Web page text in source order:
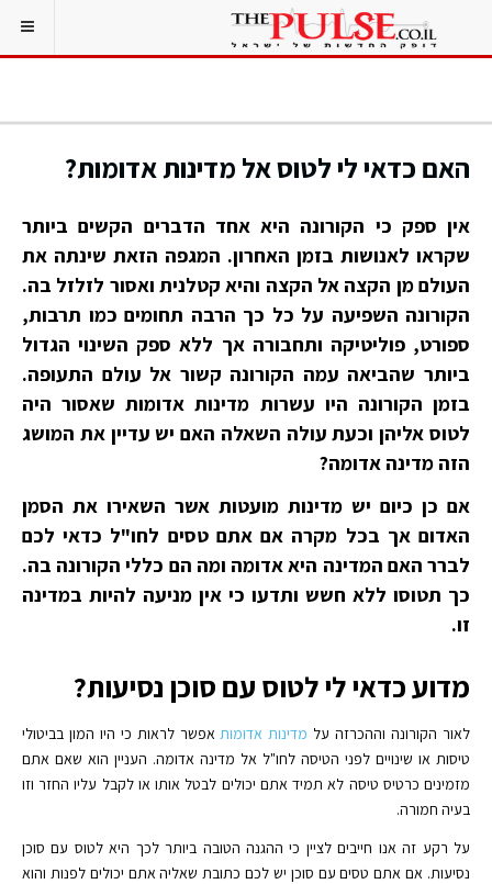
האם כדאי לי לטוס אל מדינות אדומות?
אין ספק כי הקורונה היא אחד הדברים הקשים ביותר
שקראו לאנושות בזמן האחרון. המגפה הזאת שינתה את
העולם מן הקצה אל הקצה והיא קטלנית ואסור לזלזל בה.
הקורונה השפיעה על כל כך הרבה תחומים כמו תרבות,
ספורט, פוליטיקה ותחבורה אך ללא ספק השינוי הגדול
ביותר שהביאה עמה הקורונה קשור אל עולם התעופה.
בזמן הקורונה היו עשרות מדינות אדומות שאסור היה
לטוס אליהן וכעת עולה השאלה האם יש עדיין את המושג
הזה מדינה אדומה?
אם כן כיום יש מדינות מועטות אשר השאירו את הסמן
האדום אך בכל מקרה אם אתם טסים לחו"ל כדאי לכם
לברר האם המדינה היא אדומה ומה הם כללי הקורונה בה.
כך תטוסו ללא חשש ותדעו כי אין מניעה להיות במדינה
זו.
מדוע כדאי לי לטוס עם סוכן נסיעות?
לאור הקורונה וההכרזה על מדינות אדומותאפשר לראות כי היו המון בביטולי
טיסות או שינויים לפני הטיסה לחו"ל אל מדינה אדומה. העניין הוא שאם אתם
מזמינים כרטיס טיסה לא תמיד אתם יכולים לבטל אותו או לקבל עליו החזר וזו
בעיה חמורה.
על רקע זה אנו חייבים לציין כי ההגנה הטובה ביותר לכך היא לטוס עם סוכן
נסיעות. אם אתם טסים עם סוכן יש לכם כתובת שאליה אתם יכולים לפנות והוא